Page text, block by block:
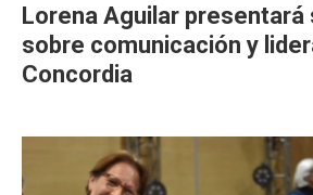
Lorena Aguilar presentará
sobre comunicación y
Concordia